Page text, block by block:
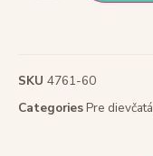
SKU 4761-60
CategoriesPre dievčatá